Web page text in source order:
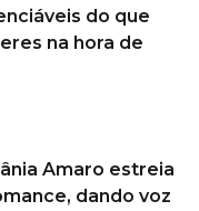
do que
na hora de
Amaro estreia
dando voz